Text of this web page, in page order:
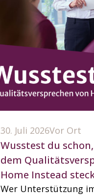
30. Juli 2026Vor Ort
Wusstest du
dem
Home Instead
Wer Unterstützung